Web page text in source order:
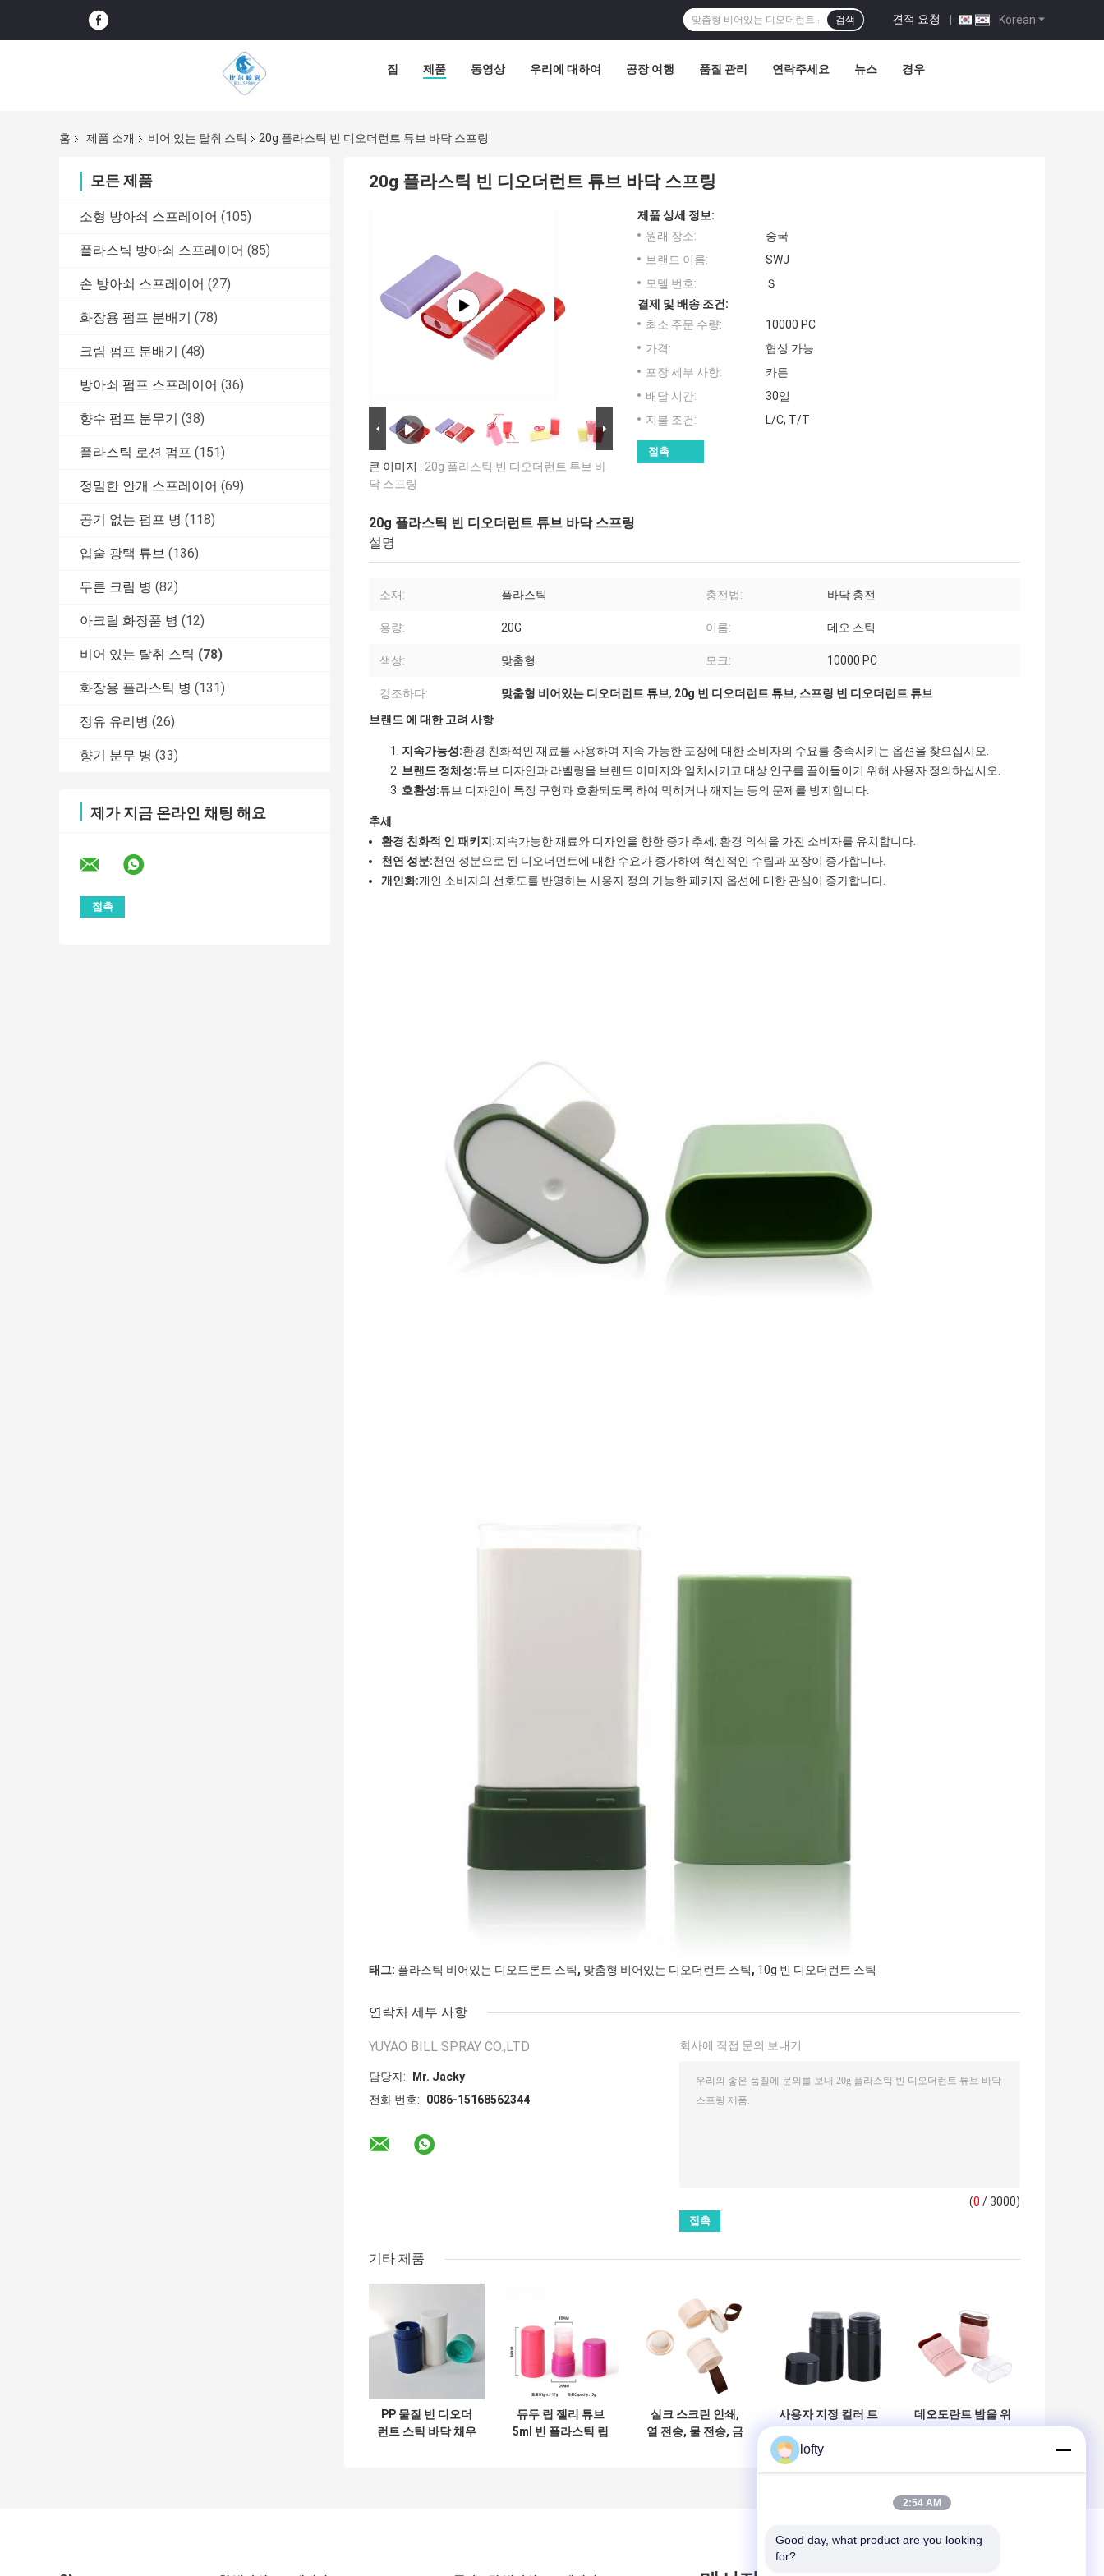
Korean
견적 요청 |
검색
집 제품 동영상 우리에 대하여 공장 여행 품질 관리 연락주세요 뉴스 경우
홈 제품 소개 비어 있는 탈취 스틱 20g 플라스틱 빈 디오더런트 튜브 바닥 스프링
모든 제품
소형 방아쇠 스프레이어 (105)
플라스틱 방아쇠 스프레이어 (85)
손 방아쇠 스프레이어 (27)
화장용 펌프 분배기 (78)
크림 펌프 분배기 (48)
방아쇠 펌프 스프레이어 (36)
향수 펌프 분무기 (38)
플라스틱 로션 펌프 (151)
정밀한 안개 스프레이어 (69)
공기 없는 펌프 병 (118)
입술 광택 튜브 (136)
무른 크림 병 (82)
아크릴 화장품 병 (12)
비어 있는 탈취 스틱 (78)
화장용 플라스틱 병 (131)
정유 유리병 (26)
향기 분무 병 (33)
제가 지금 온라인 채팅 해요
20g 플라스틱 빈 디오더런트 튜브 바닥 스프링
큰 이미지 : 20g 플라스틱 빈 디오더런트 튜브 바
닥 스프링
제품 상세 정보:
원래 장소:
중국
브랜드 이름:
SWJ
모델 번호:
Ｓ
결제 및 배송 조건:
최소 주문 수량:
10000 PC
가격:
협상 가능
포장 세부 사항:
카튼
배달 시간:
30일
지불 조건:
L/C, T/T
접촉
20g 플라스틱 빈 디오더런트 튜브 바닥 스프링
설명
소재: 플라스틱 충전법: 바닥 충전
용량: 20G 이름: 데오 스틱
색상: 맞춤형 모크: 10000 PC
강조하다: 맞춤형 비어있는 디오더런트 튜브, 20g 빈 디오더런트 튜브, 스프링 빈 디오더런트 튜브
브랜드 에 대한 고려 사항
지속가능성:환경 친화적인 재료를 사용하여 지속 가능한 포장에 대한 소비자의 수요를 충족시키는 옵션을 찾으십시오.
브랜드 정체성:튜브 디자인과 라벨링을 브랜드 이미지와 일치시키고 대상 인구를 끌어들이기 위해 사용자 정의하십시오.
호환성:튜브 디자인이 특정 구형과 호환되도록 하여 막히거나 깨지는 등의 문제를 방지합니다.
추세
환경 친화적 인 패키지:지속가능한 재료와 디자인을 향한 증가 추세, 환경 의식을 가진 소비자를 유치합니다.
천연 성분:천연 성분으로 된 디오더먼트에 대한 수요가 증가하여 혁신적인 수립과 포장이 증가합니다.
개인화:개인 소비자의 선호도를 반영하는 사용자 정의 가능한 패키지 옵션에 대한 관심이 증가합니다.
태그: 플라스틱 비어있는 디오드론트 스틱, 맞춤형 비어있는 디오더런트 스틱, 10g 빈 디오더런트 스틱
연락처 세부 사항
YUYAO BILL SPRAY CO.,LTD
담당자:
Mr. Jacky
전화 번호:
0086-15168562344
회사에 직접 문의 보내기
(0 / 3000)
기타 제품
PP 물질 빈 디오더
런트 스틱 바닥 채우
듀두 립 젤리 튜브
5ml 빈 플라스틱 립
실크 스크린 인쇄,
열 전송, 물 전송, 금
사용자 지정 컬러 트
스틱 디오더런트 용
기 OEM/ODM 개인
데오도란트 밤을 위
lofty
2:54 AM
Good day, what product are you looking
for?